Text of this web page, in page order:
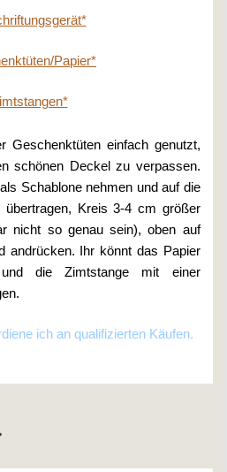
Papier*
Geschenktüten einfach genutzt,
schönen Deckel zu verpassen.
Schablone nehmen und auf die
übertragen, Kreis 3-4 cm größer
nicht so genau sein), oben auf
andrücken. Ihr könnt das Papier
die Zimtstange mit einer
ich an qualifizierten Käufen.